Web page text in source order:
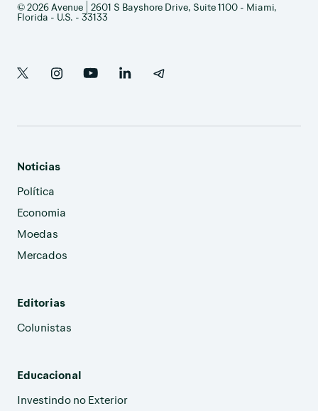
© 2026 Avenue | 2601 S Bayshore Drive, Suite 1100 - Miami,
Florida - U.S. - 33133
Noticias
Política
Economia
Moedas
Mercados
Editorias
Colunistas
Educacional
Investindo no Exterior